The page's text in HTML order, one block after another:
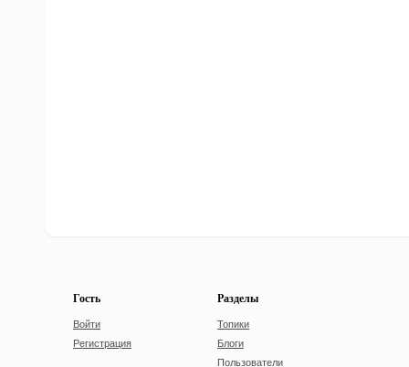
Гость
Войти
Регистрация
Разделы
Топики
Блоги
Пользователи